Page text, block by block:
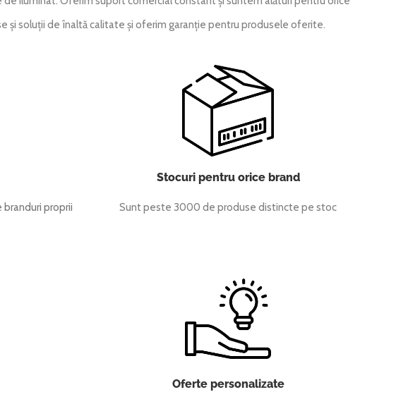
și soluții de înaltă calitate și oferim garanție pentru produsele oferite.
proprii
Stocuri pentru orice brand
Sunt peste 3000 de produse distincte pe stoc
Oferte personalizate